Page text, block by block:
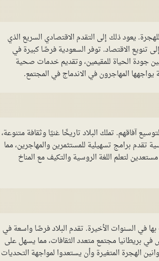
يعود ذلك إلى التقدم الاقتصادي السريع الذي
إلى المشاريع الضخمة مثل رؤية 2030 التي تهدف إلى تنويع الاقتصاد. توفر السعودية فرصًا كبيرة في
جودة الحياة للمقيمين، وتقديم خدمات صحية
المهاجرون في الاندماج في المجتمع.
آفاقهم. تملك البلاد تاريخًا غنيًا وثقافة متنوعة،
برامج تسهيلية للمستثمرين والمهاجرين، مما
لتعلم اللغة الروسية والتكيف مع المناخ
في السنوات الأخيرة. تقدم البلاد فرصًا واسعة في
في بريطانيا مجتمع متعدد الثقافات، مما يسهل على
الهجرة المتغيرة وأن يستعدوا لمواجهة التحديات